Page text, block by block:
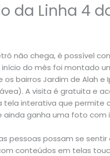
da Linha 4
não chega, é possível
do mês foi montado
os bairros Jardim de Alah
A visita é gratuita e
tela interativa que permite
ganha uma foto com
pessoas possam se
conteúdos em telas